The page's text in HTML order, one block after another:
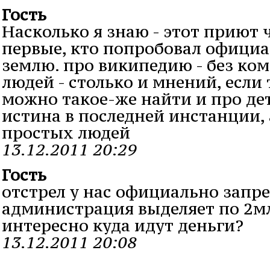
Гость
Насколько я знаю - этот приют
первые, кто попробовал
землю. про википедию - без
людей - столько и мнений, если
можно такое-же найти и про
истина в последней инстанции,
простых людей
13.12.2011 20:29
Гость
отстрел у нас официально
администрация выделяет по
интересно куда идут деньги?
13.12.2011 20:08